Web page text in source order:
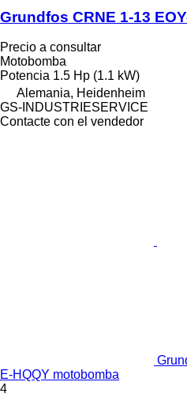
Grundfos CRNE 1-13
Precio a consultar
Motobomba
Potencia 1.5 Hp (1.1 kW)
Alemania, Heidenheim
GS-INDUSTRIESERVICE
Contacte con el vendedor
E-HQQY motobomba
4